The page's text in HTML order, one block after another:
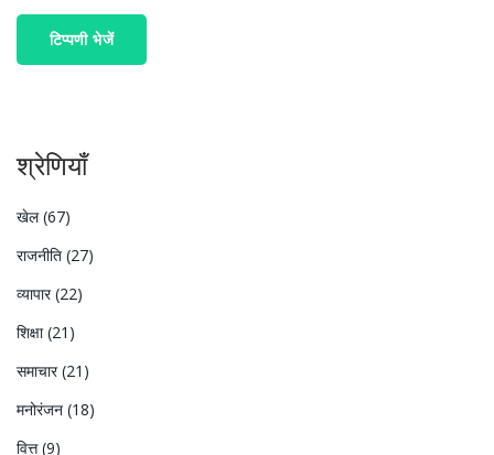
टिप्पणी भेजें
श्रेणियाँ
खेल(67)
राजनीति (27)
व्यापार(22)
शिक्षा(21)
समाचार(21)
मनोरंजन (18)
वित्त(9)